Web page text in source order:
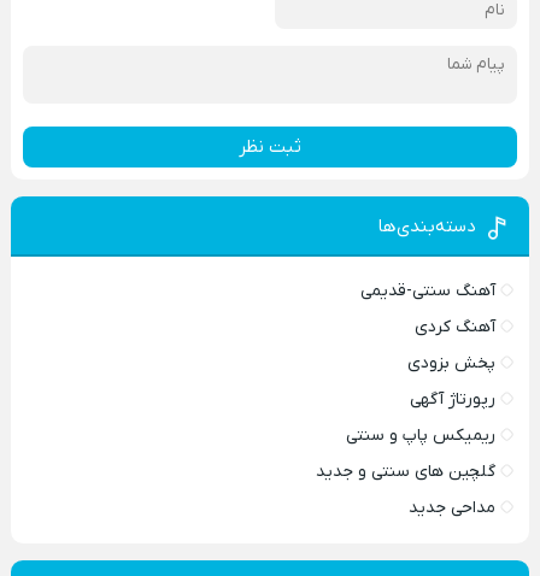
ثبت نظر
دسته‌بندی‌ها
آهنگ سنتی-قدیمی
آهنگ کردی
پخش بزودی
رپورتاژ آگهی
ریمیکس پاپ و سنتی
گلچین های سنتی و جدید
مداحی جدید